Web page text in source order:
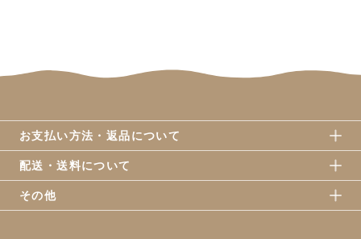
お支払い方法・返品について
配送・送料について
その他